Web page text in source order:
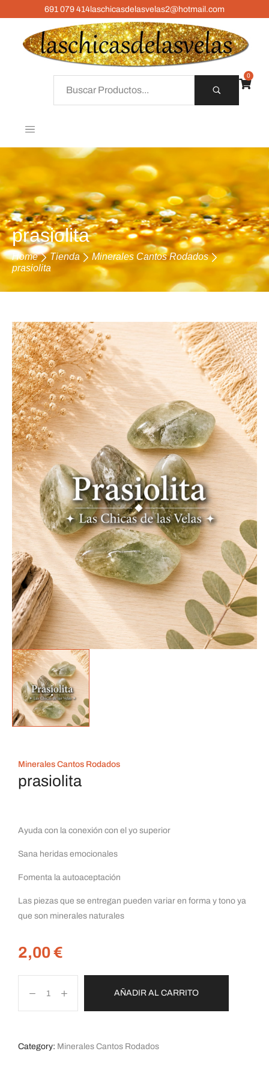
691 079 414laschicasdelasvelas2@hotmail.com
0
prasiolita
Home Tienda
Minerales Cantos Rodados
prasiolita
Minerales Cantos Rodados
prasiolita
Ayuda con la conexión con el yo superior
Sana heridas emocionales
Fomenta la autoaceptación
Las piezas que se entregan pueden variar en forma y tono ya
que son minerales naturales
2,00€
AÑADIR AL CARRITO
Category: Minerales Cantos Rodados